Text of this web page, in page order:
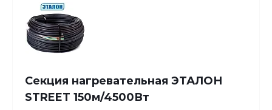
Секция нагревательная ЭТАЛОН
STREET 150м/4500Вт